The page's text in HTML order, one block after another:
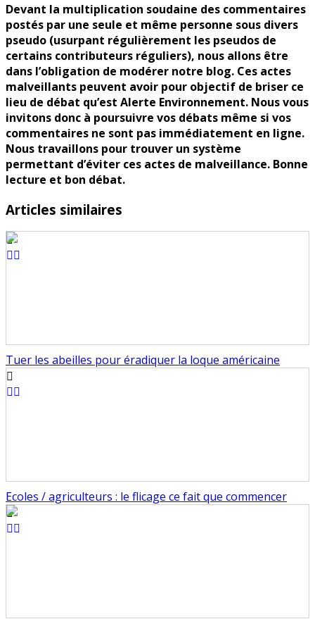
Devant la multiplication soudaine des commentaires
postés par une seule et même personne sous divers
pseudo (usurpant régulièrement les pseudos de
certains contributeurs réguliers), nous allons être
dans l’obligation de modérer notre blog. Ces actes
malveillants peuvent avoir pour objectif de briser ce
lieu de débat qu’est Alerte Environnement. Nous vous
invitons donc à poursuivre vos débats même si vos
commentaires ne sont pas immédiatement en ligne.
Nous travaillons pour trouver un système
permettant d’éviter ces actes de malveillance. Bonne
lecture et bon débat.
Articles similaires
Tuer les abeilles pour éradiquer la loque américaine
Ecoles / agriculteurs : le flicage ce fait que commencer